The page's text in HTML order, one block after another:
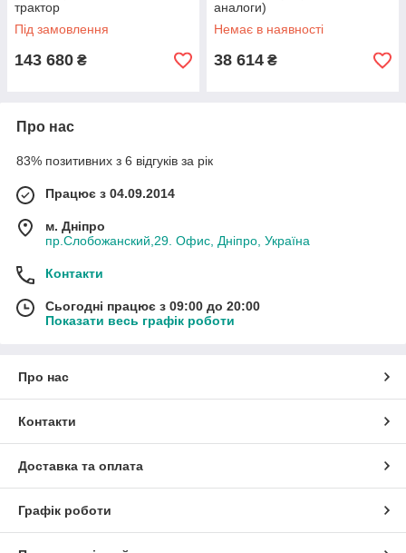
трактор
Під замовлення
143 680 ₴
аналоги)
Немає в наявності
38 614 ₴
Про нас
83% позитивних з 6 відгуків за рік
Працює з 04.09.2014
м. Дніпро
пр.Слобожанский,29. Офис, Дніпро, Україна
Контакти
Сьогодні працює з 09:00 до 20:00
Показати весь графік роботи
Про нас
Контакти
Доставка та оплата
Графік роботи